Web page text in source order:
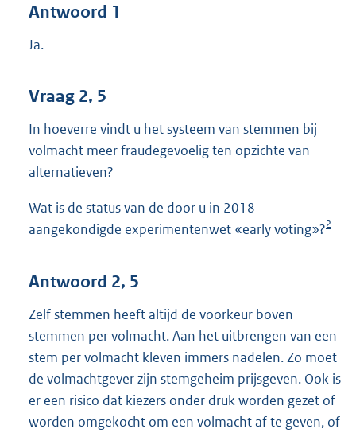
Antwoord 1
Ja.
Vraag 2, 5
In hoeverre vindt u het systeem van stemmen bij
volmacht meer fraudegevoelig ten opzichte van
alternatieven?
Wat is de status van de door u in 2018
aangekondigde experimentenwet «early voting»?2
Antwoord 2, 5
Zelf stemmen heeft altijd de voorkeur boven
stemmen per volmacht. Aan het uitbrengen van een
stem per volmacht kleven immers nadelen. Zo moet
de volmachtgever zijn stemgeheim prijsgeven. Ook is
er een risico dat kiezers onder druk worden gezet of
worden omgekocht om een volmacht af te geven, of